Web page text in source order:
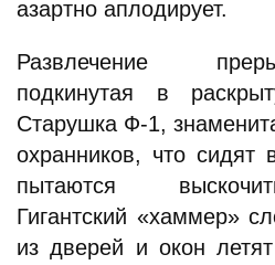
азартно аплодирует.
Развлечение
подкинутая в
Старушка Ф-1,
охранников, что
пытаются
Гигантский «хаммер»
из дверей и окон